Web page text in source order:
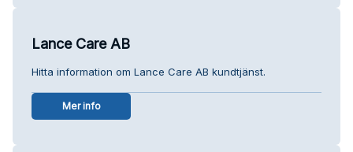
Lance Care AB
Hitta information om Lance Care AB kundtjänst.
Mer info